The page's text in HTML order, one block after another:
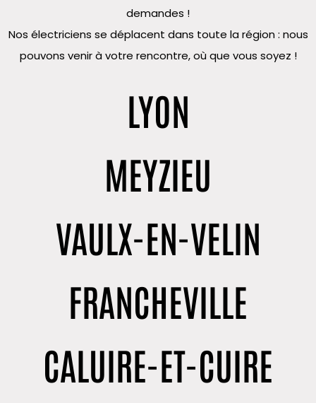
demandes !
Nos électriciens se déplacent dans toute la région : nous
pouvons venir à votre rencontre, où que vous soyez !
LYON
MEYZIEU
VAULX-EN-VELIN
FRANCHEVILLE
CALUIRE-ET-CUIRE